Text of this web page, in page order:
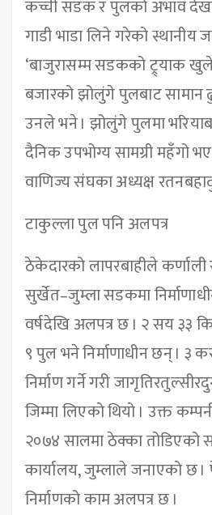
कच्ची सडक र पुलको अभाव
गाडी भाडा लिने गरेको स्थानीय
‘बाजुरासम्म सडकको ट्र्याक
बजारको झोलुंगे पुलबाट सामान
उनले भने । झोलुंगे पुलमा
दैनिक उपभोग्य सामग्री महँगो
वाणिज्य संघका अध्यक्ष
टाकुल्ला पुल पनि अलपत्र
ठेकेदारको लापरबाहीले कर्णाली
सुर्खेत–जुम्ला सडकमा
वर्षदेखि अलपत्र छ । २ सय ३३
९ पुल भने निर्माणाधीन छन् । ३
निर्माण गर्ने गरी
जिम्मा लिएको थियो । उक्त
२०७४ सालमा ठेक्का तोडिएको
कार्यालय, जुम्लाले जनाएको छ
निर्माणको काम अलपत्र छ ।